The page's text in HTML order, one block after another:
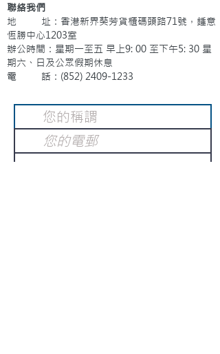
聯絡我們
地 址：香港新界葵芳貨櫃碼頭路71號，鍾意
恆勝中心1203室
辦公時間：星期一至五 早上9: 00 至下午5: 30 星
期六、日及公眾假期休息
電 話：(852) 2409-1233